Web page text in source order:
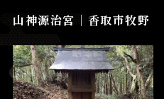
山神源治宮│香取市牧野